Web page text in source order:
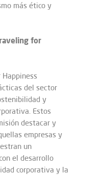
más ético y
for
del sector
y
Estos
destacar y
empresas y
un
el desarrollo
corporativa y la